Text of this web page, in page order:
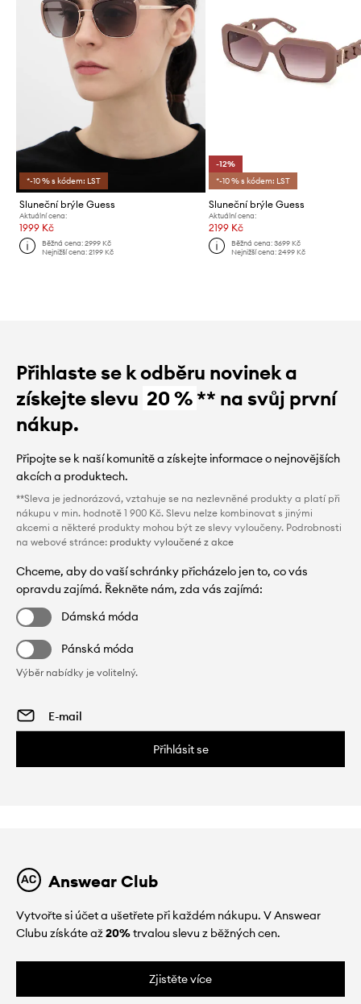
*-10 % s kódem: LST
Sluneční brýle Guess
Aktuální cena:
1999 Kč
Běžná cena:2999 Kč
Nejnižší cena:2199 Kč
-12%
*-10 % s kódem: LST
Sluneční brýle Guess
Aktuální cena:
2199 Kč
Běžná cena: 3699 Kč
Nejnižší cena: 2499 Kč
Přihlaste se k odběru novinek a
získejte slevu 20 %** na svůj první
nákup.
Připojte se k naší komunitě a získejte informace o nejnovějších
akcích a produktech.
**Sleva je jednorázová, vztahuje se na nezlevněné produkty a platí při
nákupu v min. hodnotě 1 900 Kč. Slevu nelze kombinovat s jinými
akcemi a některé produkty mohou být ze slevy vyloučeny. Podrobnosti
na webové stránce: produkty vyloučené z akce
Chceme, aby do vaší schránky přicházelo jen to, co vás
opravdu zajímá. Řekněte nám, zda vás zajímá:
Dámská móda
Pánská móda
Výběr nabídky je volitelný.
Přihlásit se
Answear Club
Vytvořte si účet a ušetřete při každém nákupu. V Answear
Clubu získáte až20%trvalou slevu z běžných cen.
Zjistěte více